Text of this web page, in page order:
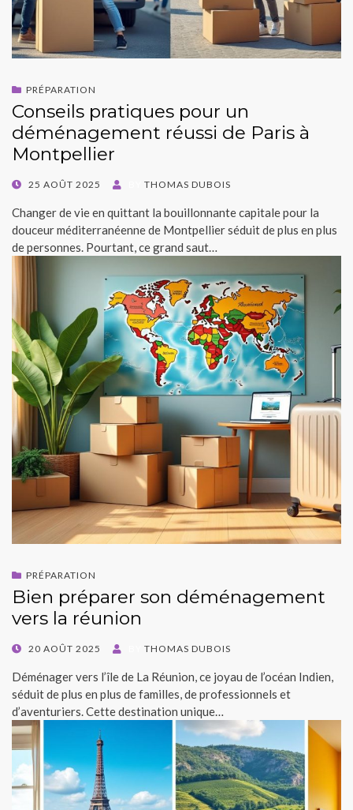
PRÉPARATION
Conseils pratiques pour un
déménagement réussi de Paris à
Montpellier
POSTED
25 AOÛT 2025 THOMAS DUBOIS
Changer de vie en quittant la bouillonnante capitale pour la
douceur méditerranéenne de Montpellier séduit de plus en plus
de personnes. Pourtant, ce grand saut…
PRÉPARATION
Bien préparer son déménagement
vers la réunion
POSTED
20 AOÛT 2025 THOMAS DUBOIS
Déménager vers l’île de La Réunion, ce joyau de l’océan Indien,
séduit de plus en plus de familles, de professionnels et
d’aventuriers. Cette destination unique…